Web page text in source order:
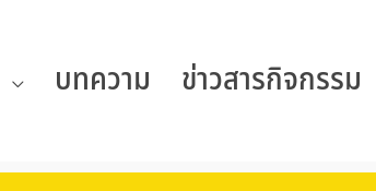
บทความ ข่าวสารกิจกรรม